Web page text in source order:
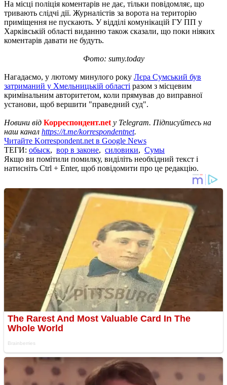
На місці поліція коментарів не дає, тільки повідомляє, що
тривають слідчі дії. Журналістів за ворота на територію
приміщення не пускають. У відділі комунікацій ГУ ПП у
Харківській області виданню також сказали, що поки ніяких
коментарів давати не будуть.
Фото: sumy.today
Нагадаємо, у лютому минулого року Лєра Сумський був
затриманий у Хмельницькій області разом з місцевим
кримінальним авторитетом, коли прямував до виправної
установи, щоб вершити "праведний суд".
Новини від Корреспондент.net у Telegram. Підписуйтесь на
наш канал https://t.me/korrespondentnet.
Читайте Korrespondent.net в Google News
ТЕГИ: обыск, вор в законе, силовики, Сумы
Якщо ви помітили помилку, виділіть необхідний текст і
натисніть Ctrl + Enter, щоб повідомити про це редакцію.